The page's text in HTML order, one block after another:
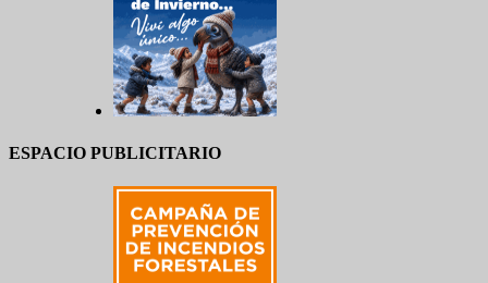
ESPACIO PUBLICITARIO